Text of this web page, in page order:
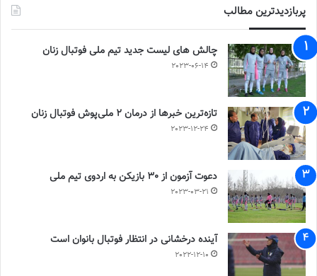
پربازدیدترین مطالب
چالش هاى ليست جدید تيم ملى فوتبال زنان
2023-06-14
تازه‌ترین خبرها از درمان ۲ ملی‌پوش فوتبال زنان
2023-12-24
دعوت آزمون از 30 بازیکن به اردوی تیم ملی
2023-03-21
آینده درخشانی در انتظار فوتبال بانوان است
2022-12-10